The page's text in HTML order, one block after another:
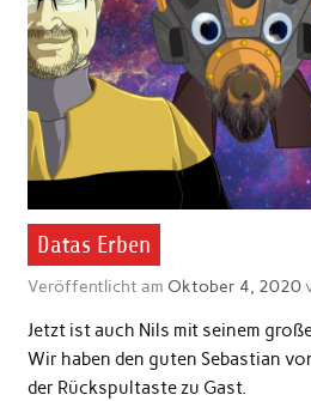
Datas Erben
Veröffentlicht am Oktober 4, 2020
Jetzt ist auch Nils mit seinem
Wir haben den guten Sebastian
der Rückspultaste zu Gast.